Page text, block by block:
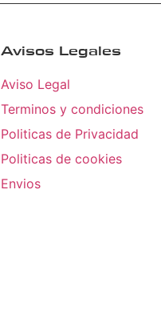
Avisos Legales
Aviso Legal
Terminos y condiciones
Politicas de Privacidad
Politicas de cookies
Envios